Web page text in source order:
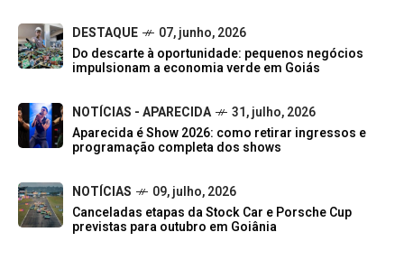
DESTAQUE
07, junho, 2026
Do descarte à oportunidade: pequenos negócios
impulsionam a economia verde em Goiás
NOTÍCIAS - APARECIDA
31, julho, 2026
Aparecida é Show 2026: como retirar ingressos e
programação completa dos shows
NOTÍCIAS
09, julho, 2026
Canceladas etapas da Stock Car e Porsche Cup
previstas para outubro em Goiânia